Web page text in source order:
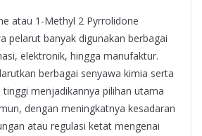
atau 1-Methyl 2 Pyrrolidone
pelarut banyak digunakan berbagai
elektronik, hingga manufaktur.
berbagai senyawa kimia serta
menjadikannya pilihan utama
dengan meningkatnya kesadaran
atau regulasi ketat mengenai